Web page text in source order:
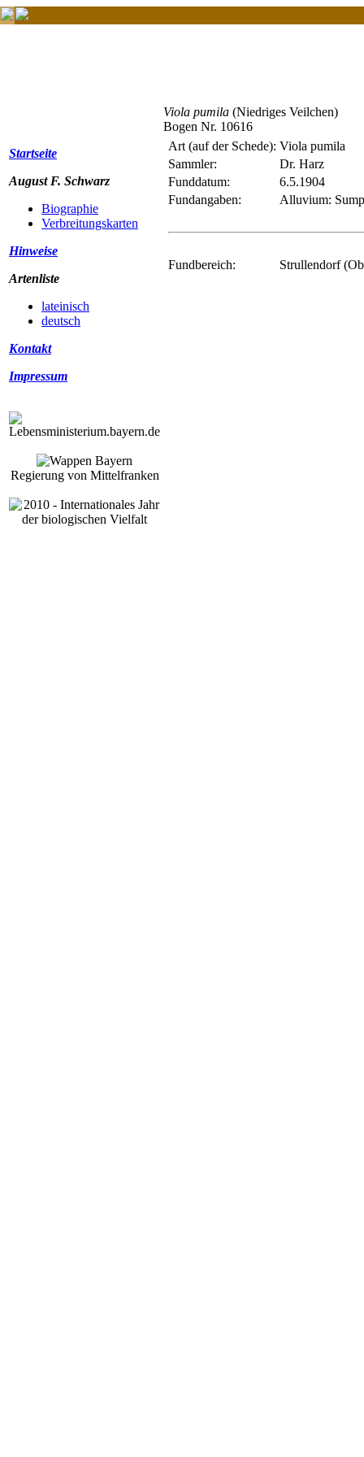
Startseite
August F. Schwarz
Biographie
Verbreitungskarten
Hinweise
Artenliste
lateinisch
deutsch
Kontakt
Impressum
Regierung von Mittelfranken
Viola pumila (Niedriges Veilchen)
Bogen Nr. 10616
Art (auf der Schede): Viola pumila
Sammler:
Dr. Harz
Funddatum:
6.5.1904
Fundangaben:
Alluvium:
Fundbereich: Strullendorf